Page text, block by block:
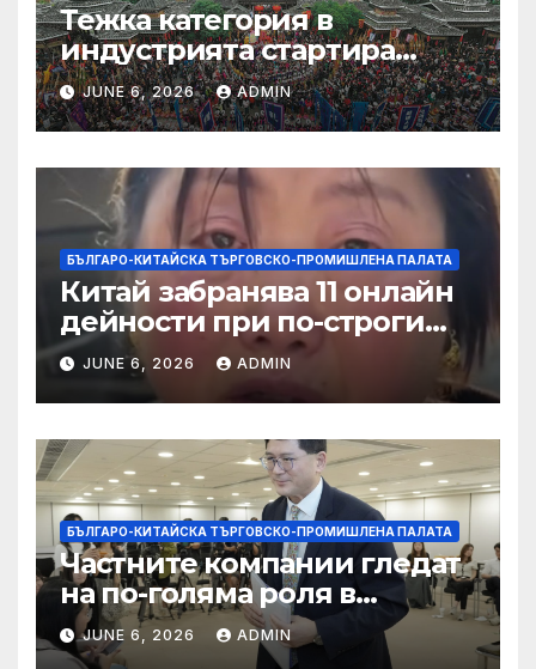
Тежка категория в
индустрията стартира
алианс за космическа
слънчева енергия
JUNE 6, 2026 ADMIN
БЪЛГАРО-КИТАЙСКА ТЪРГОВСКО-ПРОМИШЛЕНА ПАЛАТА
Китай забранява 11 онлайн
дейности при по-строги
правила за ограничаване на
слуховете и
кибернасилниците
JUNE 6, 2026 ADMIN
БЪЛГАРО-КИТАЙСКА ТЪРГОВСКО-ПРОМИШЛЕНА ПАЛАТА
Частните компании гледат
на по-голяма роля в
стратегическата
енергетика
JUNE 6, 2026 ADMIN